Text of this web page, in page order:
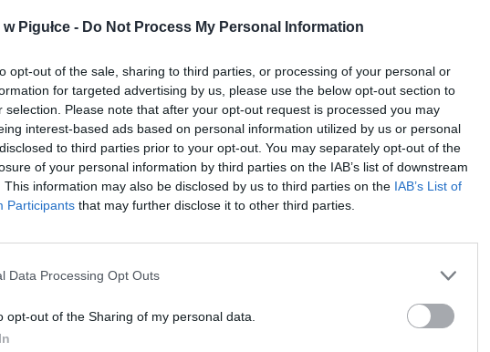
Pigułce - Do Not Process My Personal Information
opt-out of the sale, sharing to third parties, or processing of your personal or
for targeted advertising by us, please use the below opt-out section to
selection. Please note that after your opt-out request is processed you may
interest-based ads based on personal information utilized by us or personal
to third parties prior to your opt-out. You may separately opt-out of the
of your personal information by third parties on the IAB’s list of downstream
This information may also be disclosed by us to third parties on the IAB’s List of
Participants that may further disclose it to other third parties.
Data Processing Opt Outs
opt-out of the Sharing of my personal data.
Fot. Centralne Biuro Antykorupcyjne